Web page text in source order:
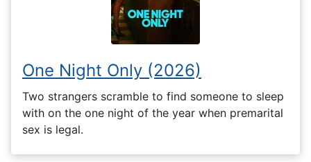
One Night Only (2026)
Two strangers scramble to find someone to sleep
with on the one night of the year when premarital
sex is legal.